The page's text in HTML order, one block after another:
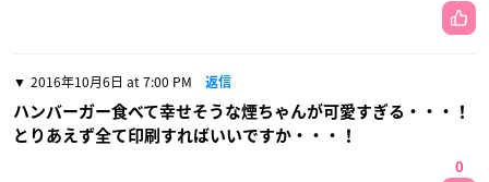
2016年10月6日 at 7:00 PM 返信
ハンバーガー食べて幸せそうな煙ちゃんが可愛すぎる・・・！
とりあえず全て印刷すればいいですか・・・！
0